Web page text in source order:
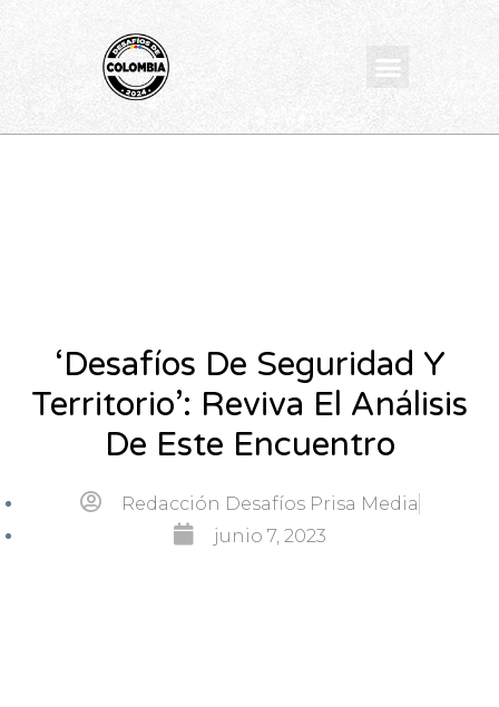
Menu
‘Desafíos De Seguridad Y
Territorio’: Reviva El Análisis
De Este Encuentro
Redacción Desafíos Prisa Media
junio 7, 2023